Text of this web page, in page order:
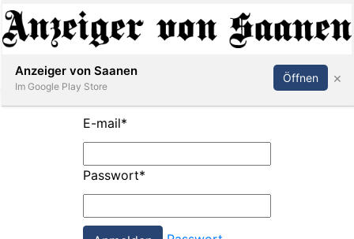
Abonnieren Anmelden
E-mail*
Passwort*
Anzeiger von Saanen
Im Google Play Store
Öffnen ×